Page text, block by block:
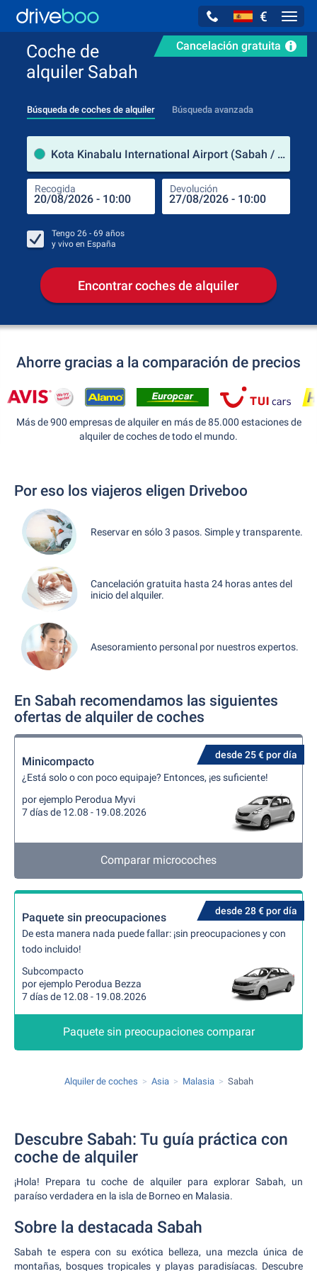
€
Cancelación gratuita
Coche de
alquiler Sabah
Búsqueda de coches de alquiler Búsqueda avanzada
Kota Kinabalu International Airport (Sabah / Malasia)
Recogida Devolución
Tengo 26 - 69 años
y vivo en España
Encontrar coches de alquiler
Ahorre gracias a la comparación de precios
Más de 900 empresas de alquiler en más de 85.000 estaciones de
alquiler de coches de todo el mundo.
Por eso los viajeros eligen Driveboo
Reservar en sólo 3 pasos. Simple y transparente.
Cancelación gratuita hasta 24 horas antes del
inicio del alquiler.
Asesoramiento personal por nuestros expertos.
En Sabah recomendamos las siguientes
ofertas de alquiler de coches
desde 25 € por día
Minicompacto
¿Está solo o con poco equipaje? Entonces, ¡es suficiente!
por ejemplo Perodua Myvi
7 días de 12.08 - 19.08.2026
Comparar microcoches
desde 28 € por día
Paquete sin preocupaciones
De esta manera nada puede fallar: ¡sin preocupaciones y con
todo incluido!
Subcompacto
por ejemplo Perodua Bezza
7 días de 12.08 - 19.08.2026
Paquete sin preocupaciones comparar
Alquiler de coches Asia Malasia Sabah
Descubre Sabah: Tu guía práctica con
coche de alquiler
¡Hola! Prepara tu coche de alquiler para explorar Sabah, un
paraíso verdadera en la isla de Borneo en Malasia.
Sobre la destacada Sabah
Sabah te espera con su exótica belleza, una mezcla única de
montañas, bosques tropicales y playas paradisíacas. Descubre